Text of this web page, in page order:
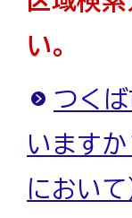
い。
つく
います
において